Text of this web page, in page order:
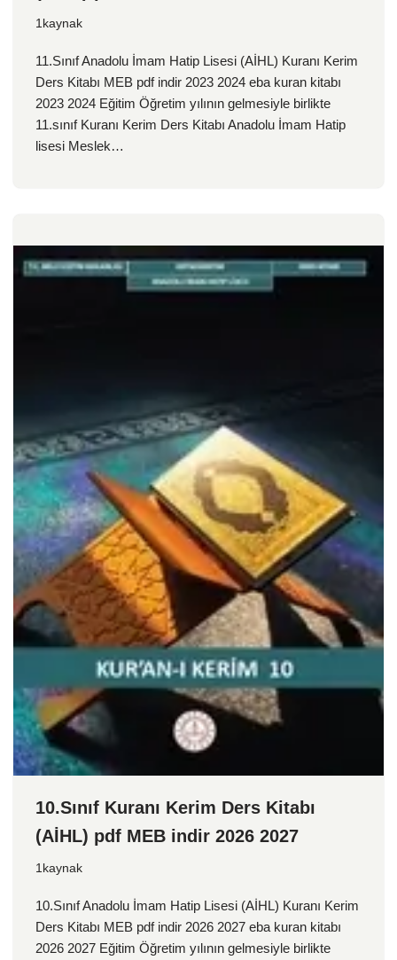
1kaynak
11.Sınıf Anadolu İmam Hatip Lisesi (AİHL) Kuranı Kerim
Ders Kitabı MEB pdf indir 2023 2024 eba kuran kitabı
2023 2024 Eğitim Öğretim yılının gelmesiyle birlikte
11.sınıf Kuranı Kerim Ders Kitabı Anadolu İmam Hatip
lisesi Meslek…
10.Sınıf Kuranı Kerim Ders Kitabı
(AİHL) pdf MEB indir 2026 2027
1kaynak
10.Sınıf Anadolu İmam Hatip Lisesi (AİHL) Kuranı Kerim
Ders Kitabı MEB pdf indir 2026 2027 eba kuran kitabı
2026 2027 Eğitim Öğretim yılının gelmesiyle birlikte